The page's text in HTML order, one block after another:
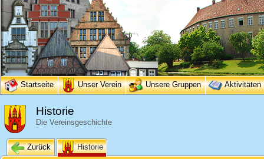
Startseite Unser Verein Unsere Gruppen Aktivitäten
Historie
Die Vereinsgeschichte
Zurück Historie